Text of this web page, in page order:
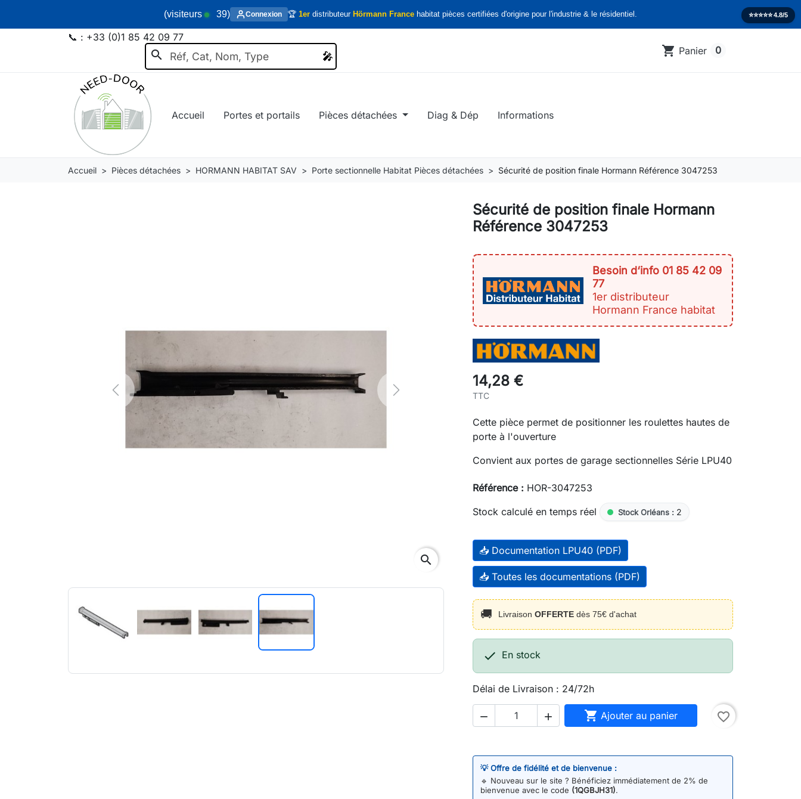
(visiteurs 39) Connexion 🏆 1er distributeur Hörmann France habitat pièces certifiées d'origine pour l'industrie & le résidentiel. ⭐️⭐️⭐️⭐️⭐️4.8/5
search 🎤
🎤
📞 : +33 (0)1 85 42 09 77
shopping_cart Panier 0
Accueil Portes et portails Pièces détachées Diag & Dép Informations
Accueil Pièces détachées HORMANN HABITAT SAV Porte sectionnelle Habitat Pièces détachées Sécurité de position finale Hormann Référence 3047253
Previous Next
search
Sécurité de position finale Hormann
Référence 3047253
Besoin d‘info 01 85 42 09
77
1er distributeur
Hormann France habitat
14,28 €
TTC
Cette pièce permet de positionner les roulettes hautes de
porte à l'ouverture
Convient aux portes de garage sectionnelles Série LPU40
Référence : HOR-3047253
Stock calculé en temps réel
Stock Orléans : 2
📥 Documentation LPU40 (PDF)
📥 Toutes les documentations (PDF)
🚚 Livraison OFFERTE dès 75€ d'achat
 En stock
Délai de Livraison : 24/72h
   Ajouter au panier favorite_border
💡 Offre de fidélité et de bienvenue :
🔹 Nouveau sur le site ? Bénéficiez immédiatement de 2% de
bienvenue avec le code (1QGBJH31).